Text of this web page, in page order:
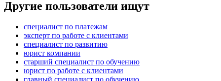
Другие пользователи ищут
специалист по платежам
эксперт по работе с клиентами
специалист по развитию
юрист компании
старший специалист по обучению
юрист по работе с клиентами
главный специалист по обучению